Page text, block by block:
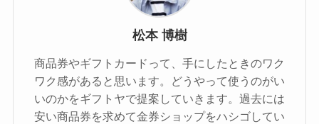
松本 博樹
商品券やギフトカードって、手にしたときのワク
ワク感があると思います。どうやって使うのがい
いのかをギフトヤで提案していきます。過去には
安い商品券を求めて金券ショップをハシゴしてい